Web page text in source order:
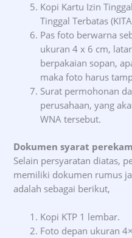
Kopi Kartu Izin
Tinggal Terbatas
Pas foto berwarna
ukuran 4 x 6 cm,
berpakaian sopan,
maka foto harus
Surat permohonan
perusahaan, yang
WNA tersebut.
Dokumen syarat
Selain persyaratan diatas,
memiliki dokumen rumus
adalah sebagai berikut,
Kopi KTP 1 lembar.
Foto depan ukuran